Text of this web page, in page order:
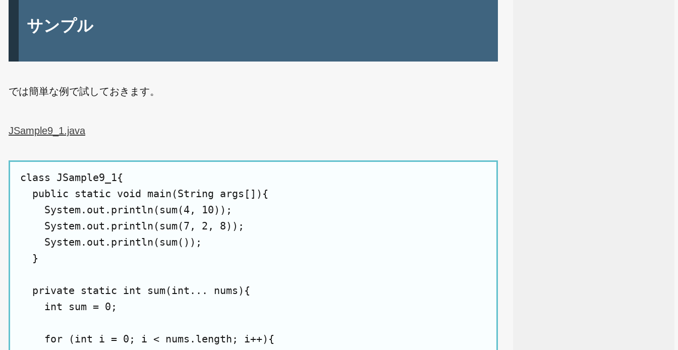
サンプル
では簡単な例で試しておきます。
JSample9_1.java
class JSample9_1{
  public static void main(String args[]){
    System.out.println(sum(4, 10));
    System.out.println(sum(7, 2, 8));
    System.out.println(sum());
  }
  private static int sum(int... nums){
    int sum = 0;
    for (int i = 0; i < nums.length; i++){